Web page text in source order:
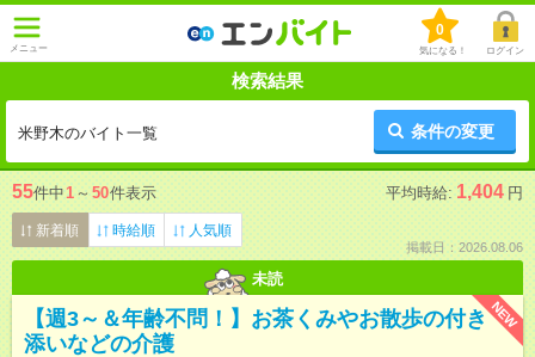
メニュー
0
気になる！ ログイン
検索結果
米野木のバイト一覧 条件の変更
55件中1 ～ 50件表示 平均時給: 1,404 円
新着順 時給順 人気順
掲載日：2026.08.06
未読
NEW
【週3～＆年齢不問！】お茶くみやお散歩の付き
添いなどの介護